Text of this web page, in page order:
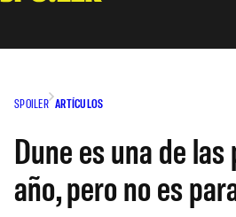
SPOILER ARTÍCULOS
Dune es una de
año, pero no es